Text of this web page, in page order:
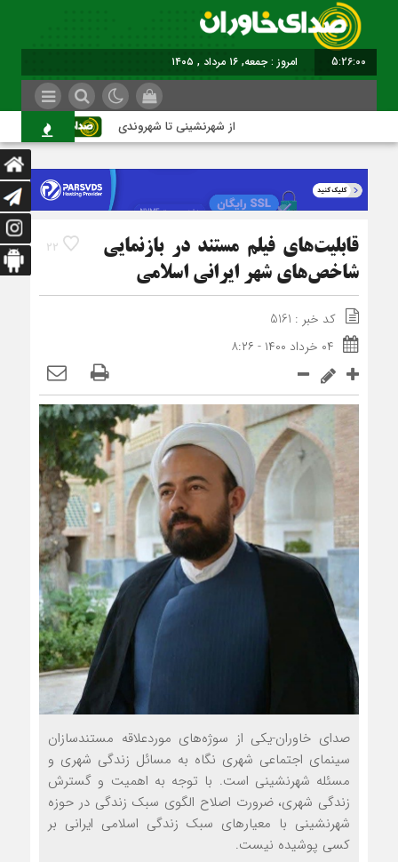
5:26:01 برابر با : Friday - 7 August - 2026
از شهرنشینی تا شهروندی
22
قابلیت‌های فیلم مستند در بازنمایی
شاخص‌های شهر ایرانی اسلامی
کد خبر : 5161
۰۴ خرداد ۱۴۰۰ - ۸:۲۶
صدای خاوران-یکی از سوژه‌های موردعلاقه مستندسازان
سینمای اجتماعی شهری نگاه به مسائل زندگی شهری و
مسئله شهرنشینی است. با توجه به اهمیت و گسترش
زندگی شهری، ضرورت اصلاح الگوی سبک زندگی در حوزه
شهرنشینی با معیارهای سبک زندگی اسلامی ایرانی بر
کسی پوشیده نیست.